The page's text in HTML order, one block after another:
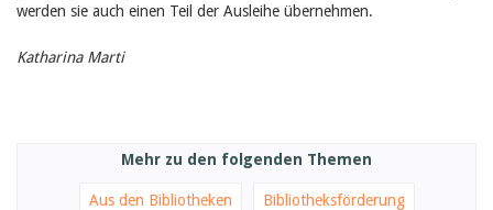
werden sie auch einen Teil der Ausleihe übernehmen.
Katharina Marti
Mehr zu den folgenden Themen
Aus den Bibliotheken Bibliotheksförderung